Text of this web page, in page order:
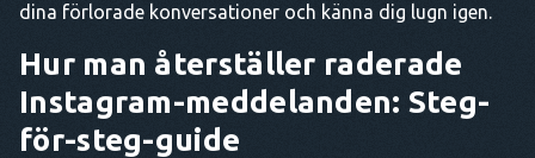
dina förlorade konversationer och känna dig lugn igen.
Hur man återställer raderade
Instagram-meddelanden: Steg-
för-steg-guide